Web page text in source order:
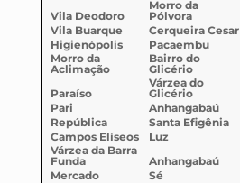
Vila Deodoro
Morro da
Pólvora
Vila Buarque
Cerqueira Cesar
Higienópolis
Pacaembu
Morro da
Aclimação
Bairro do
Glicério
Paraíso
Várzea do
Glicério
Pari
Anhangabaú
República
Santa Efigênia
Campos Elíseos
Luz
Várzea da Barra
Funda
Anhangabaú
Mercado
Sé